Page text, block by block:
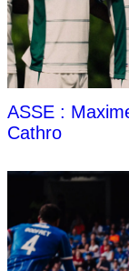
ASSE :
Cathro